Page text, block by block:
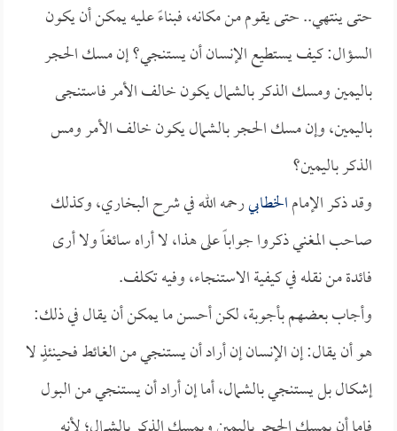
حتى ينتهي.. حتى يقوم من مكانه، فبناءً عليه يمكن أن يكون
السؤال: كيف يستطيع الإنسان أن يستنجي؟ إن مسك الحجر
باليمين ومسك الذكر بالشمال يكون خالف الأمر فاستنجى
باليمين، وإن مسك الحجر بالشمال يكون خالف الأمر ومس
الذكر باليمين؟
وقد ذكر الإمامالخطابيرحمه الله في شرح البخاري، وكذلك
صاحب المغني ذكروا جواباً على هذا، لا أراه سائغاً ولا أرى
فائدة من نقله في كيفية الاستنجاء، وفيه تكلف.
وأجاب بعضهم بأجوبة، لكن أحسن ما يمكن أن يقال في ذلك:
هو أن يقال: إن الإنسان إن أراد أن يستنجي من الغائط فحينئذٍ لا
إشكال بل يستنجي بالشمال، أما إن أراد أن يستنجي من البول